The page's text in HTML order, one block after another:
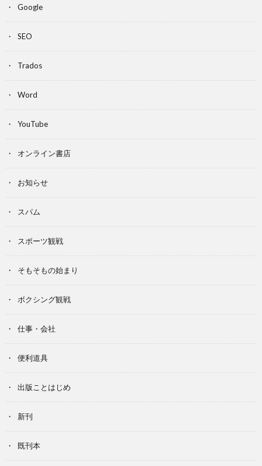
Google
SEO
Trados
Word
YouTube
オンライン書店
お知らせ
スパム
スポーツ観戦
そもそもの始まり
ボクシング観戦
仕事・会社
便利道具
出版ことはじめ
新刊
既刊本